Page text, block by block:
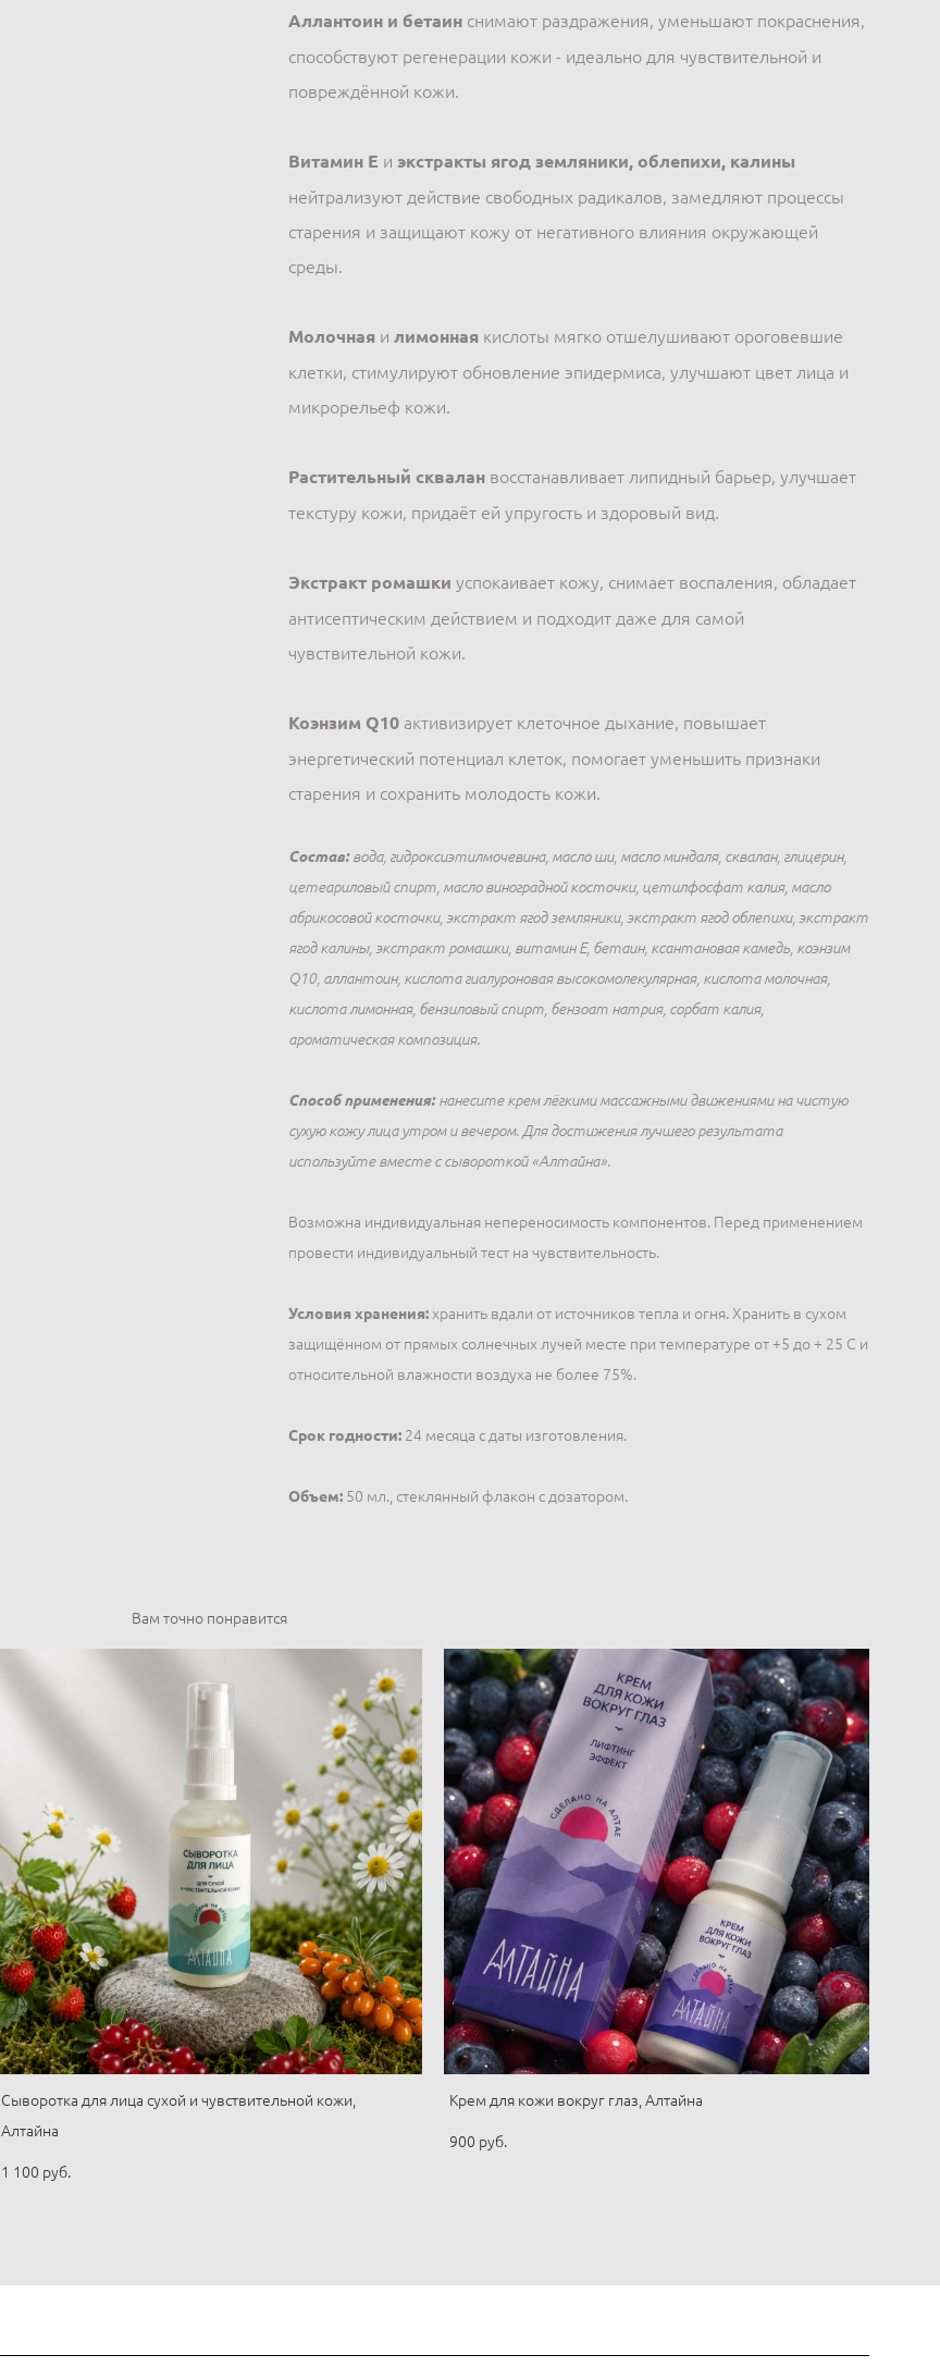
Аллантоин и бетаинснимают раздражения, уменьшают покраснения,
способствуют регенерации кожи - идеально для чувствительной и
повреждённой кожи.
Витамин E и экстракты ягод земляники, облепихи, калины
нейтрализуют действие свободных радикалов, замедляют процессы
старения и защищают кожу от негативного влияния окружающей
среды.
Молочная и лимонная кислоты мягко отшелушивают ороговевшие
клетки, стимулируют обновление эпидермиса, улучшают цвет лица и
микрорельеф кожи.
Растительный скваланвосстанавливает липидный барьер, улучшает
текстуру кожи, придаёт ей упругость и здоровый вид.
Экстракт ромашки успокаивает кожу, снимает воспаления, обладает
антисептическим действием и подходит даже для самой
чувствительной кожи.
Коэнзим Q10активизирует клеточное дыхание, повышает
энергетический потенциал клеток, помогает уменьшить признаки
старения и сохранить молодость кожи.
Состав:вода, гидроксиэтилмочевина, масло ши, масло миндаля, сквалан, глицерин,
цетеариловый спирт, масло виноградной косточки, цетилфосфат калия, масло
абрикосовой косточки, экстракт ягод земляники, экстракт ягод облепихи, экстракт
ягод калины, экстракт ромашки, витамин Е, бетаин, ксантановая камедь, коэнзим
Q10, аллантоин, кислота гиалуроновая высокомолекулярная, кислота молочная,
кислота лимонная, бензиловый спирт, бензоат натрия, сорбат калия,
ароматическая композиция.
Способ применения:нанесите крем лёгкими массажными движениями на чистую
сухую кожу лица утром и вечером. Для достижения лучшего результата
используйте вместе с сывороткой «Алтайна».
Возможна индивидуальная непереносимость компонентов. Перед применением
провести индивидуальный тест на чувствительность.
Условия хранения:хранить вдали от источников тепла и огня. Хранить в сухом
защищённом от прямых солнечных лучей месте при температуре от +5 до + 25 С и
относительной влажности воздуха не более 75%.
Срок годности:24 месяца с даты изготовления.
Объем:50 мл., стеклянный флакон с дозатором.
Вам точно понравится
Сыворотка для лица сухой и чувствительной кожи,
Алтайна
1 100 pуб.
Крем для кожи вокруг глаз, Алтайна
900 pуб.